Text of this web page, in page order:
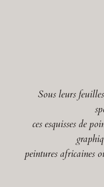
Sous leurs
ces esquisses de
peintures africaines